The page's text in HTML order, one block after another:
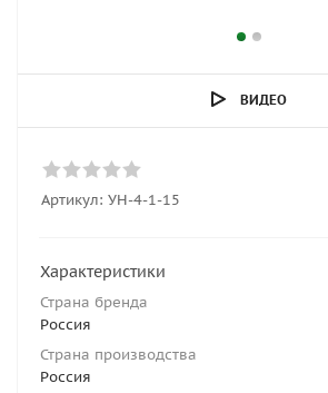
ВИДЕО
Артикул: УН-4-1-15
Характеристики
Страна бренда
Россия
Страна производства
Россия